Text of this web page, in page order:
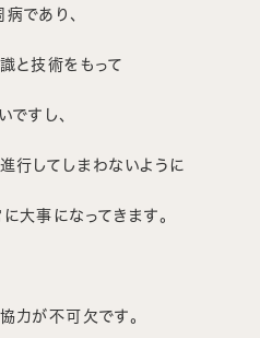
であり、
と技術をもって
すし、
行してしまわないように
大事になってきます。
力が不可欠です。